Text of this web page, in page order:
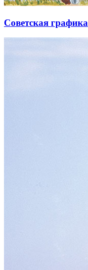
Советская графика